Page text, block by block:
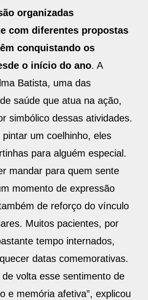
organizadas
com diferentes propostas
conquistando os
o início do ano. A
Batista, uma das
saúde que atua na ação,
simbólico dessas atividades.
pintar um coelhinho, eles
para alguém especial.
mandar para quem sente
momento de expressão
de reforço do vínculo
Muitos pacientes, por
tempo internados,
datas comemorativas.
volta esse sentimento de
e memória afetiva”, explicou